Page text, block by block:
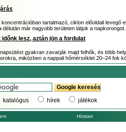
tartalmazó, ciklon előoldali levegő
már nagyobb területen látjuk a napkorongot.
lesz, aztán jön a fordulat
gyakran zavarják majd felhők, és több
miközben a nappali hőmérséklet 20–24 fok
katalógus hírek játékok
Hírstart